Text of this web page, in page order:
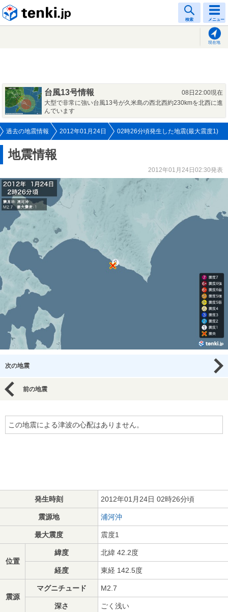
検索 メニュー
現在地
台風13号情報
08日22:00現在
大型で非常に強い台風13号が久米島の西北西約230kmを北西に進
んでいます
過去の地震情報 2012年01月24日 02時26分頃発生した地震(最大震度1)
地震情報
2012年01月24日02:30発表
次の地震
前の地震
この地震による津波の心配はありません。
発生時刻 2012年01月24日 02時26分頃
震源地 浦河沖
最大震度 震度1
位置
緯度 北緯 42.2度
経度 東経 142.5度
震源
マグニチュード M2.7
深さ ごく浅い